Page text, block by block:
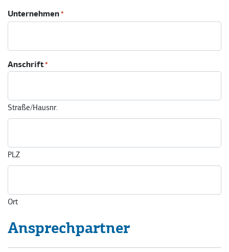
Unternehmen *
Anschrift *
Straße/Hausnr.
PLZ
Ort
Ansprechpartner